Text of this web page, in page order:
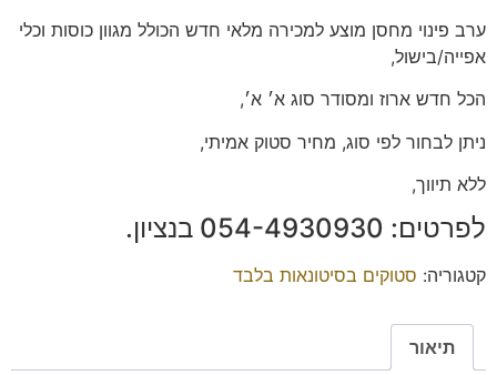
ערב פינוי מחסן מוצע למכירה מלאי חדש הכולל מגוון כוסות וכלי
אפייה/בישול,
הכל חדש ארוז ומסודר סוג א׳ א׳,
ניתן לבחור לפי סוג, מחיר סטוק אמיתי,
ללא תיווך,
לפרטים: ‭054-4930930‬ בנציון.
קטגוריה: סטוקים בסיטונאות בלבד
תיאור